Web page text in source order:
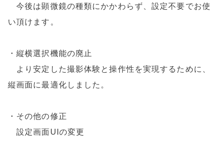
今後は顕微鏡の種類にかかわらず、設定不要でお使
い頂けます。
・縦横選択機能の廃止
より安定した撮影体験と操作性を実現するために、
縦画面に最適化しました。
・その他の修正
設定画面UIの変更